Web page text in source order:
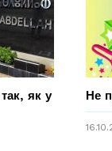
як у
Не